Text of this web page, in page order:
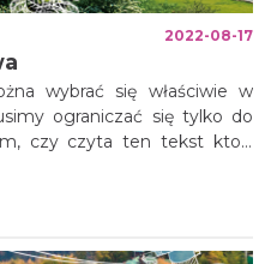
2022-08-17
wybrać się właściwie w
ograniczać się tylko do
czy czyta ten tekst ktoś,
z bliska kury? To jest